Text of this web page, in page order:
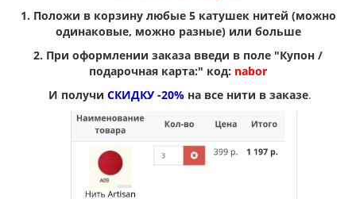
1. Положи в корзину любые 5 катушек нитей (можно
одинаковые, можно разные) или больше
2. При оформлении заказа введи в поле "Купон /
подарочная карта:" код: nabor
И получи СКИДКУ -20%на все нити в заказе.